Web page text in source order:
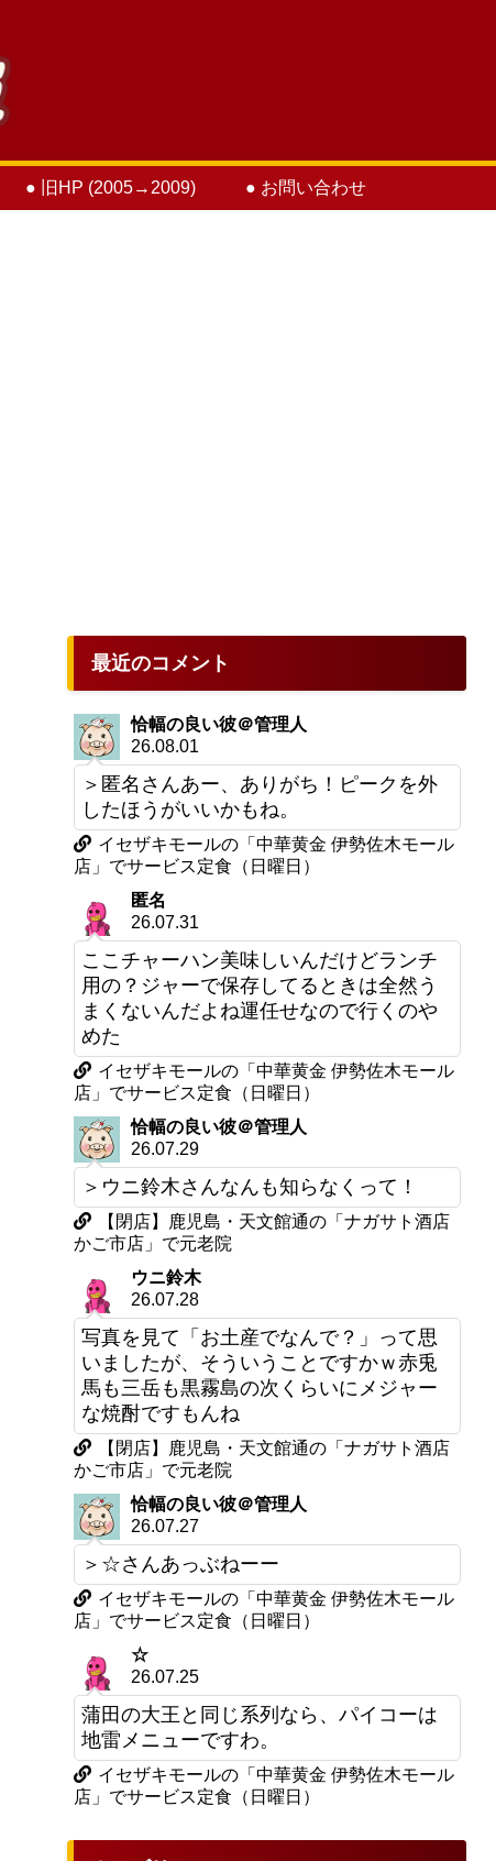
● 旧HP (2005→2009) ● お問い合わせ
最近のコメント
恰幅の良い彼＠管理人
26.08.01
＞匿名さんあー、ありがち！ピークを外
したほうがいいかもね。
イセザキモールの「中華黄金 伊勢佐木モール
店」でサービス定食（日曜日）
匿名
26.07.31
ここチャーハン美味しいんだけどランチ
用の？ジャーで保存してるときは全然う
まくないんだよね運任せなので行くのや
めた
イセザキモールの「中華黄金 伊勢佐木モール
店」でサービス定食（日曜日）
恰幅の良い彼＠管理人
26.07.29
＞ウニ鈴木さんなんも知らなくって！
【閉店】鹿児島・天文館通の「ナガサト酒店
かご市店」で元老院
ウニ鈴木
26.07.28
写真を見て「お土産でなんで？」って思
いましたが、そういうことですかｗ赤兎
馬も三岳も黒霧島の次くらいにメジャー
な焼酎ですもんね
【閉店】鹿児島・天文館通の「ナガサト酒店
かご市店」で元老院
恰幅の良い彼＠管理人
26.07.27
＞☆さんあっぶねーー
イセザキモールの「中華黄金 伊勢佐木モール
店」でサービス定食（日曜日）
☆
26.07.25
蒲田の大王と同じ系列なら、パイコーは
地雷メニューですわ。
イセザキモールの「中華黄金 伊勢佐木モール
店」でサービス定食（日曜日）